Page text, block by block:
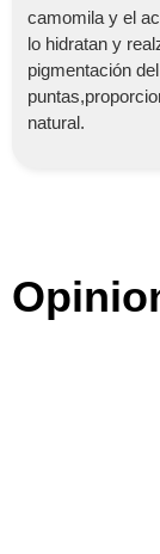
camomila y el
lo hidratan y
pigmentación
natural.